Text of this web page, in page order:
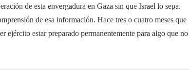
de esta envergadura en Gaza sin que Israel lo sepa.
de esa información. Hace tres o cuatro meses que
ejército estar preparado permanentemente para algo que no